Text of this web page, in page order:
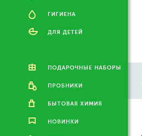
ГИГИЕНА
ДЛЯ ДЕТЕЙ
ПОДАРОЧНЫЕ НАБОРЫ
ПРОБНИКИ
БЫТОВАЯ ХИМИЯ
НОВИНКИ